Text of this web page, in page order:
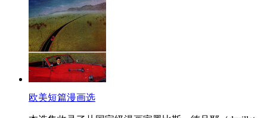
欧美短篇漫画选